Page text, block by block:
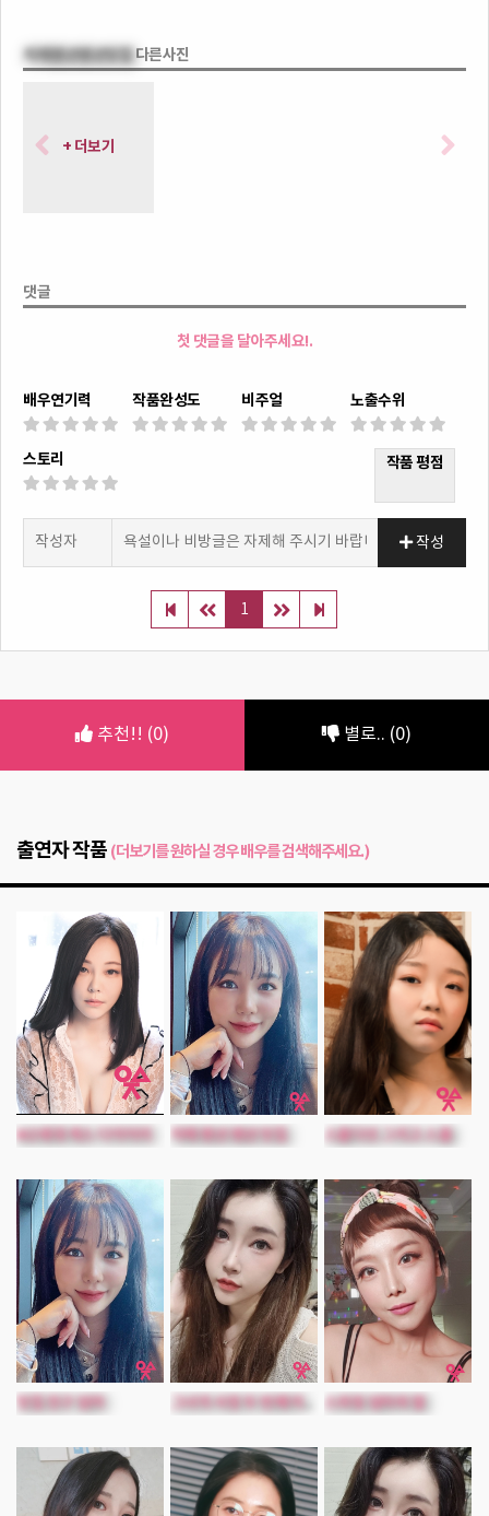
자매펜션펜션맛집 다른사진
+ 더보기
댓글
첫 댓글을 달아주세요!.
배우연기력 작품완성도 비주얼 노출수위
스토리 작품 평점
작성
1
추천!! (0) 별로.. (0)
출연자 작품 (더보기를 원하실 경우 배우를 검색해주세요.)
MZ세대 섹스 다이어리 자매 펜션 펜션 맛집 스물다섯 그리고 스물
맛집 친구 엄마 스와핑 엄마와 딸